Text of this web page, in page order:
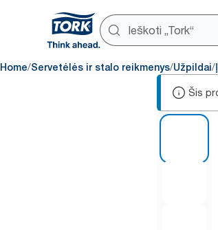
Home/Servetėlės ir stalo reikmenys/Užpildai/
Šis